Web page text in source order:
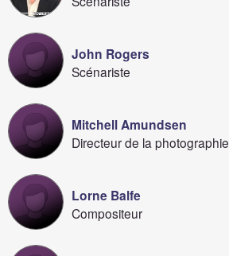
John Rogers
Scénariste
Mitchell Amundsen
Directeur de la photographie
Lorne Balfe
Compositeur